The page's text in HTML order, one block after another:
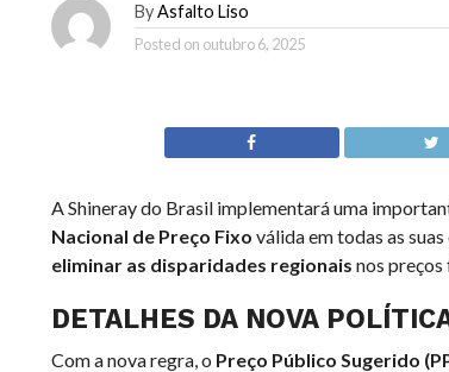
ByAsfalto Liso
Posted on outubro 6, 2025
A Shineray do Brasil implementará uma
Nacional de Preço Fixo válida em todas as
eliminar as disparidades regionais nos preços
DETALHES DA NOVA
Com a nova regra, o Preço Público Sugerido